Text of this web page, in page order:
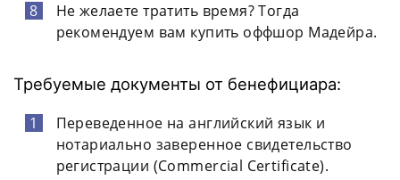
Не желаете тратить время? Тогда
рекомендуем вам купить оффшор Мадейра.
Требуемые документы от бенефициара:
Переведенное на английский язык и
нотариально заверенное свидетельство
регистрации (Commercial Certificate).